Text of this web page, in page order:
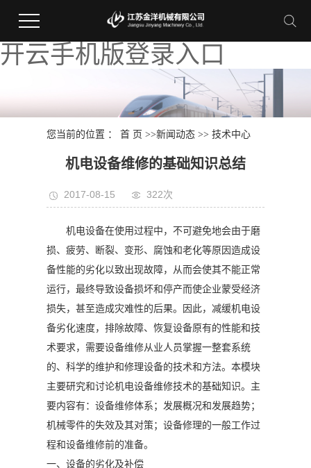
开云手机版登录入口
您当前的位置 ：首 页 >>新闻动态 >>技术中心
机电设备维修的基础知识总结
2017-08-15 322次
机电设备在使用过程中，不可避免地会由于磨
损、疲劳、断裂、变形、腐蚀和老化等原因造成设
备性能的劣化以致出现故障，从而会使其不能正常
运行，最终导致设备损坏和停产而使企业蒙受经济
损失，甚至造成灾难性的后果。因此，减缓机电设
备劣化速度，排除故障、恢复设备原有的性能和技
术要求，需要设备维修从业人员掌握一整套系统
的、科学的维护和修理设备的技术和方法。本模块
主要研究和讨论机电设备维修技术的基础知识。主
要内容有：设备维修体系；发展概况和发展趋势；
机械零件的失效及其对策；设备修理的一般工作过
程和设备维修前的准备。
一、设备的劣化及补偿